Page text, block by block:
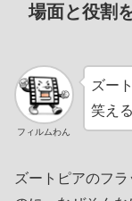
場面と役割
フィルムわん
ズー
笑え
ズートピアのフ